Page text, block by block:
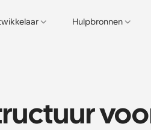
Hulpbronnen